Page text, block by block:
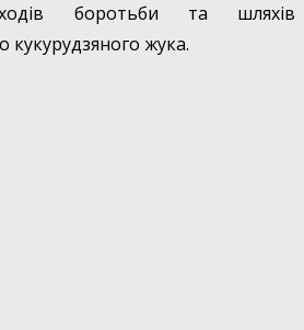
боротьби та шляхів
кукурудзяного жука.